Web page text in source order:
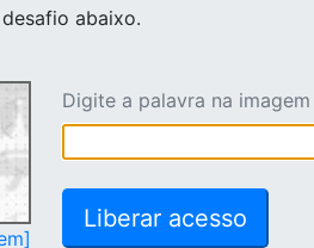
abaixo.
Digite a palavra na